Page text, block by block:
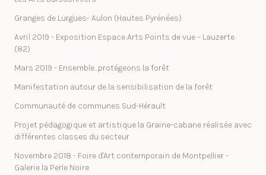
Granges de Lurgues- Aulon (Hautes Pyrénées)
Avril 2019 - Exposition Espace Arts Points de vue – Lauzerte
(82)
Mars 2019 - Ensemble...protégeons la forêt
Manifestation autour de la sensibilisation de la forêt
Communauté de communes Sud-Hérault
Projet pédagogique et artistique la Graine-cabane réalisée avec
différentes classes du secteur
Novembre 2018 - Foire d'Art contemporain de Montpellier -
Galerie la Perle Noire